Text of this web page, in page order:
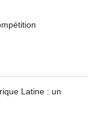
Latine : un